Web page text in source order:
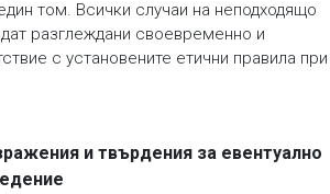
том. Всички случаи на неподходящо
разглеждани своевременно и
с установените етични правила при
и твърдения за евентуално